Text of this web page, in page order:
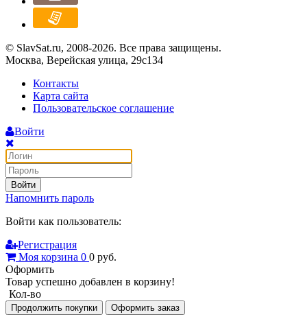
© SlavSat.ru, 2008-2026. Все права защищены.
Москва, Верейская улица, 29с134
Контакты
Карта сайта
Пользовательское соглашение
Войти
Войти
Напомнить пароль
Войти как пользователь:
Регистрация
Моя корзина 0 0 руб.
Оформить
Товар успешно добавлен в корзину!
Кол-во
Продолжить покупки Оформить заказ